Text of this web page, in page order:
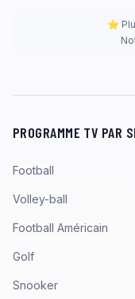
⭐
PROGRAMME TV PAR
Football
Volley-ball
Football Américain
Golf
Snooker